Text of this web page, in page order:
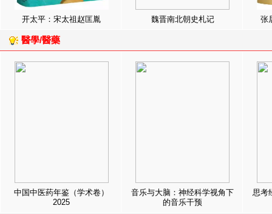
开太平：宋太祖赵匡胤 魏晋南北朝史札记 张
醫學/醫藥
中国中医药年鉴（学术卷）
2025
音乐与大脑：神经科学视角下
的音乐干预
思考